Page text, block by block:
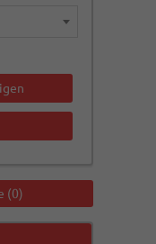
(0)